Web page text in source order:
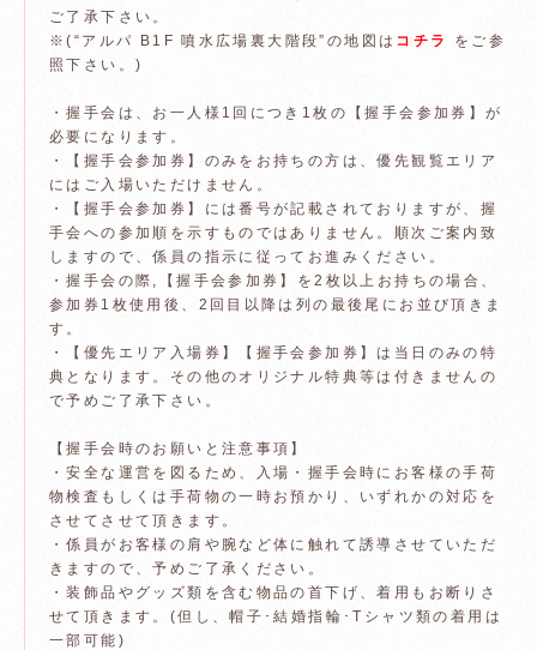
ご了承下さい。
※(“アルパ B1F 噴水広場裏大階段”の地図は コチラ
をご参
照下さい。)
・握手会は、お一人様1回につき1枚の【握手会参加券】が
必要になります。
・【握手会参加券】のみをお持ちの方は、優先観覧エリア
にはご入場いただけません。
・【握手会参加券】には番号が記載されておりますが、握
手会への参加順を示すものではありません。順次ご案内致
しますので、係員の指示に従ってお進みください。
・握手会の際,【握手会参加券】を2枚以上お持ちの場合、
参加券1枚使用後、2回目以降は列の最後尾にお並び頂きま
す。
・【優先エリア入場券】【握手会参加券】は当日のみの特
典となります。その他のオリジナル特典等は付きませんの
で予めご了承下さい。
【握手会時のお願いと注意事項】
・安全な運営を図るため、入場・握手会時にお客様の手荷
物検査もしくは手荷物の一時お預かり、いずれかの対応を
させてさせて頂きます。
・係員がお客様の肩や腕など体に触れて誘導させていただ
きますので、予めご了承ください。
・装飾品やグッズ類を含む物品の首下げ、着用もお断りさ
せて頂きます。(但し、帽子･結婚指輪･Tシャツ類の着用は
一部可能)